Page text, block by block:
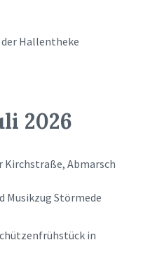
Hallentheke
2026
Abmarsch
Musikzug Störmede
in